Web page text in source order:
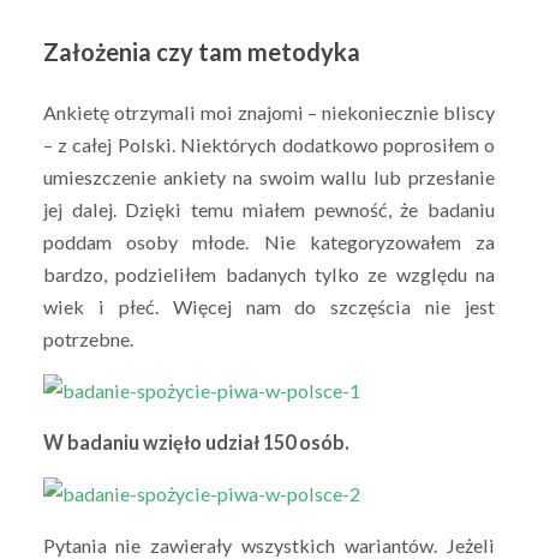
Założenia czy tam metodyka
Ankietę otrzymali moi znajomi – niekoniecznie bliscy
– z całej Polski. Niektórych dodatkowo poprosiłem o
umieszczenie ankiety na swoim wallu lub przesłanie
jej dalej. Dzięki temu miałem pewność, że badaniu
poddam osoby młode. Nie kategoryzowałem za
bardzo, podzieliłem badanych tylko ze względu na
wiek i płeć. Więcej nam do szczęścia nie jest
potrzebne.
W badaniu wzięło udział 150 osób.
Pytania nie zawierały wszystkich wariantów. Jeżeli